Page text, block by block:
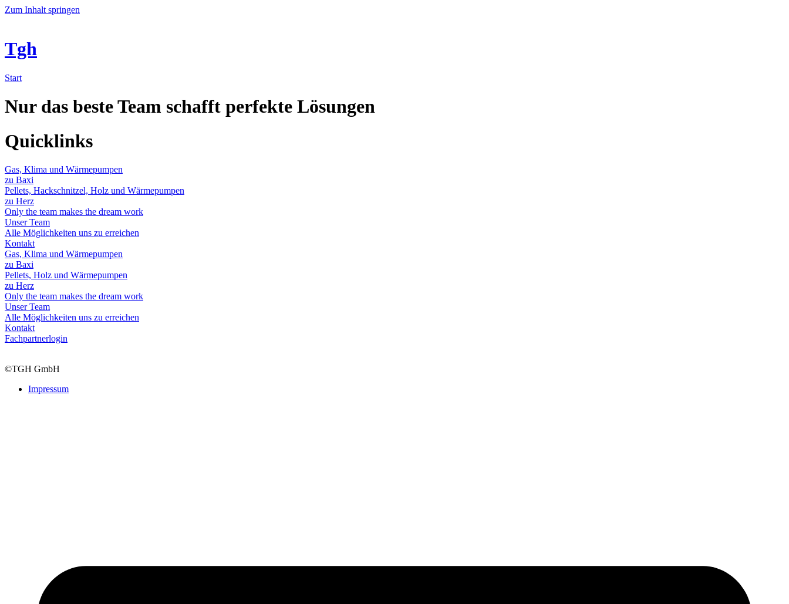
Zum Inhalt springen
Tgh
Start
Nur das beste Team schafft perfekte Lösungen
Quicklinks
Gas, Klima und Wärmepumpen
zu Baxi
Pellets, Hackschnitzel, Holz und Wärmepumpen
zu Herz
Only the team makes the dream work
Unser Team
Alle Möglichkeiten uns zu erreichen
Kontakt
Gas, Klima und Wärmepumpen
zu Baxi
Pellets, Holz und Wärmepumpen
zu Herz
Only the team makes the dream work
Unser Team
Alle Möglichkeiten uns zu erreichen
Kontakt
Fachpartnerlogin
©TGH GmbH
Impressum